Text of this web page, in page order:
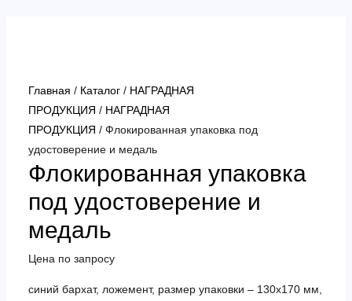
Главная / Каталог/ НАГРАДНАЯ
ПРОДУКЦИЯ / НАГРАДНАЯ
ПРОДУКЦИЯ / Флокированная упаковка под
удостоверение и медаль
Флокированная упаковка
под удостоверение и
медаль
Цена по запросу
синий бархат, ложемент, размер упаковки – 130х170 мм,